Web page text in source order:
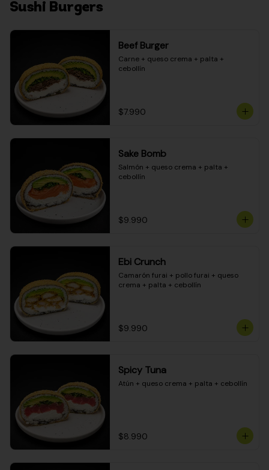
Sushi Burgers
Beef Burger
Carne + queso crema + palta +
cebollín
$7.990
Sake Bomb
Salmón + queso crema + palta +
cebollín
$9.990
Ebi Crunch
Camarón furai + pollo furai + queso
crema + palta + cebollín
$9.990
Spicy Tuna
Atún + queso crema + palta + cebollín
$8.990